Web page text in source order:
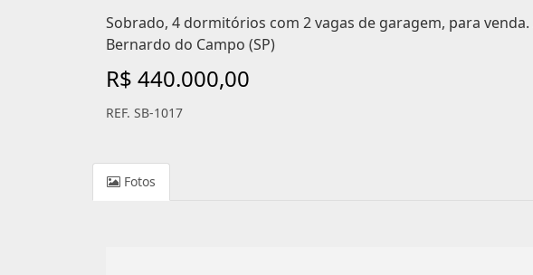
Sobrado, 4 dormitórios com 2 vagas de garagem, para venda.
Bernardo do Campo (SP)
R$ 440.000,00
REF. SB-1017
Fotos